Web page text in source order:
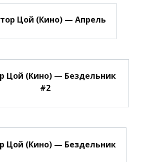
Цой (Кино) — Апрель
Цой (Кино) — Бездельник
#2
Цой (Кино) — Бездельник